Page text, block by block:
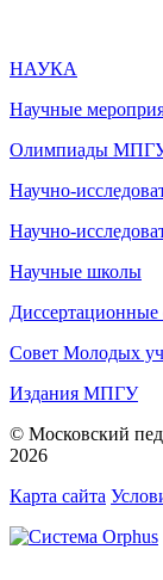
НАУКА
Научные
Олимпиады
Научно-
Научно-
Научные школы
Диссертационные
Совет Молодых
Издания МПГУ
© Московский
2026
Карта сайта